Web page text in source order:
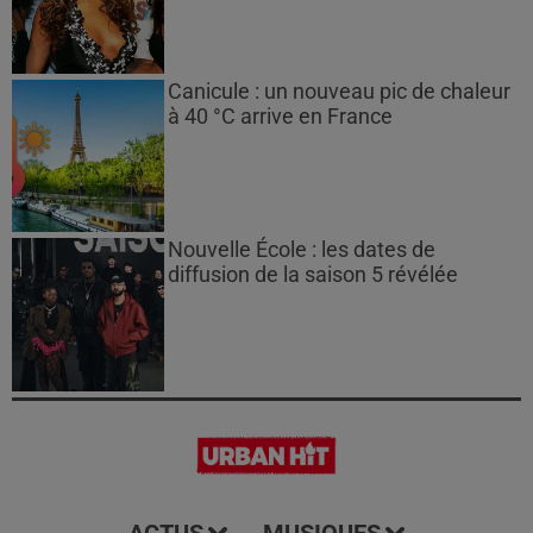
Canicule : un nouveau pic de chaleur
à 40 °C arrive en France
Nouvelle École : les dates de
diffusion de la saison 5 révélée